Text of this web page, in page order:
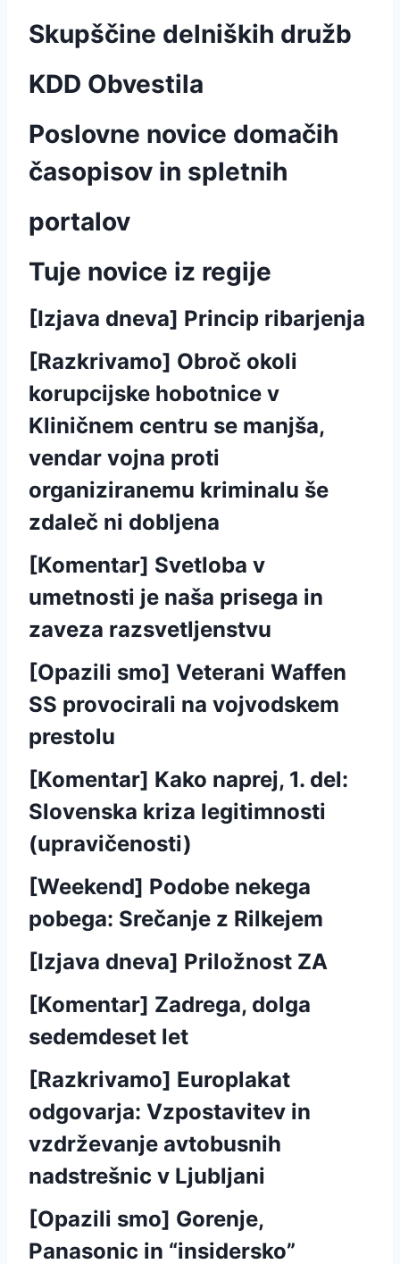
Skupščine delniških družb
KDD Obvestila
Poslovne novice domačih
časopisov in spletnih
portalov
Tuje novice iz regije
[Izjava dneva] Princip ribarjenja
[Razkrivamo] Obroč okoli
korupcijske hobotnice v
Kliničnem centru se manjša,
vendar vojna proti
organiziranemu kriminalu še
zdaleč ni dobljena
[Komentar] Svetloba v
umetnosti je naša prisega in
zaveza razsvetljenstvu
[Opazili smo] Veterani Waffen
SS provocirali na vojvodskem
prestolu
[Komentar] Kako naprej, 1. del:
Slovenska kriza legitimnosti
(upravičenosti)
[Weekend] Podobe nekega
pobega: Srečanje z Rilkejem
[Izjava dneva] Priložnost ZA
[Komentar] Zadrega, dolga
sedemdeset let
[Razkrivamo] Europlakat
odgovarja: Vzpostavitev in
vzdrževanje avtobusnih
nadstrešnic v Ljubljani
[Opazili smo] Gorenje,
Panasonic in “insidersko”